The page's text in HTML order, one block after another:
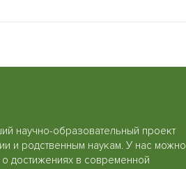
научно-образовательный проект
и родственным наукам. У нас можно
о достижениях в современной